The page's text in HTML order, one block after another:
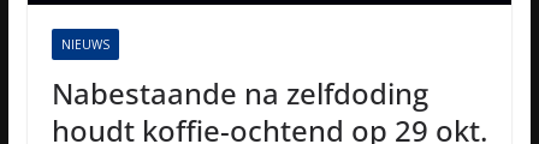
NIEUWS
Nabestaande na zelfdoding
houdt koffie-ochtend op 29 okt.